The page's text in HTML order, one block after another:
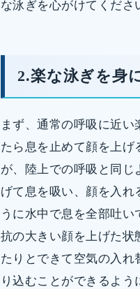
な泳ぎを心がけてくださ
2.楽な泳ぎを身
まず、通常の呼吸に近
たら息を止めて顔を上
が、陸上での呼吸と同
げて息を吸い、顔を入れ
うに水中で息を全部吐
抗の大きい顔を上げた状
たりとできて空気の入れ
り込むことができるよ